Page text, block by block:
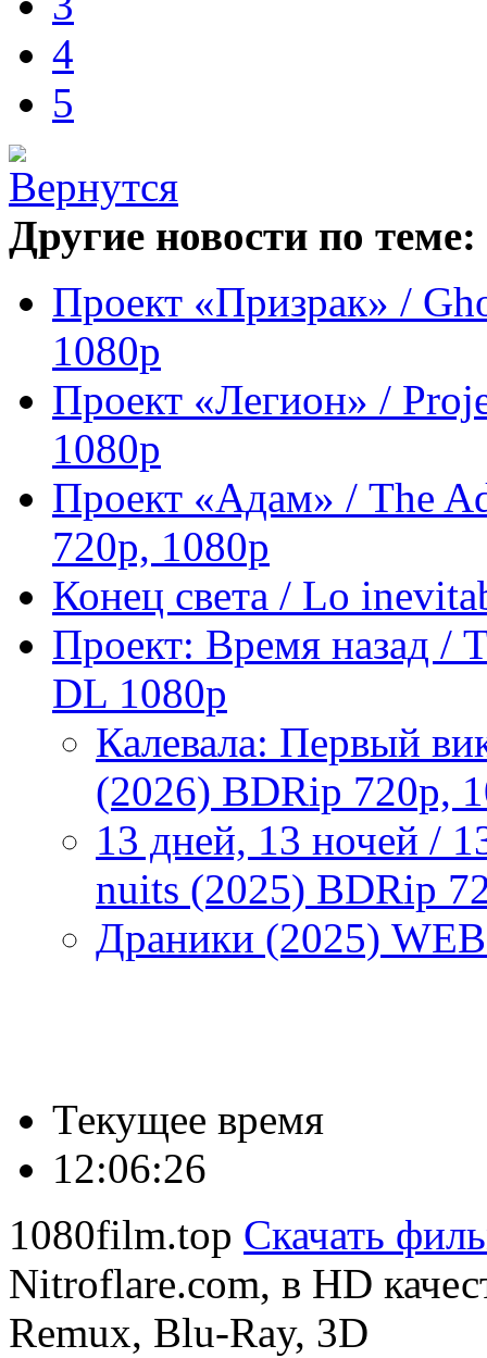
4
5
Другие новости по теме:
Проект «Призрак» /
1080p
Проект «Легион» /
1080p
Проект «Адам» / The
720p, 1080p
Конец света / Lo
Проект: Время назад /
DL 1080p
Калевала: Первый
(2026) BDRip 720p,
13 дней, 13 ночей /
nuits (2025) BDRip
Драники (2025)
Текущее время
12:06:27
1080film.top Скачать
Nitroflare.com, в HD
Remux, Blu-Ray, 3D